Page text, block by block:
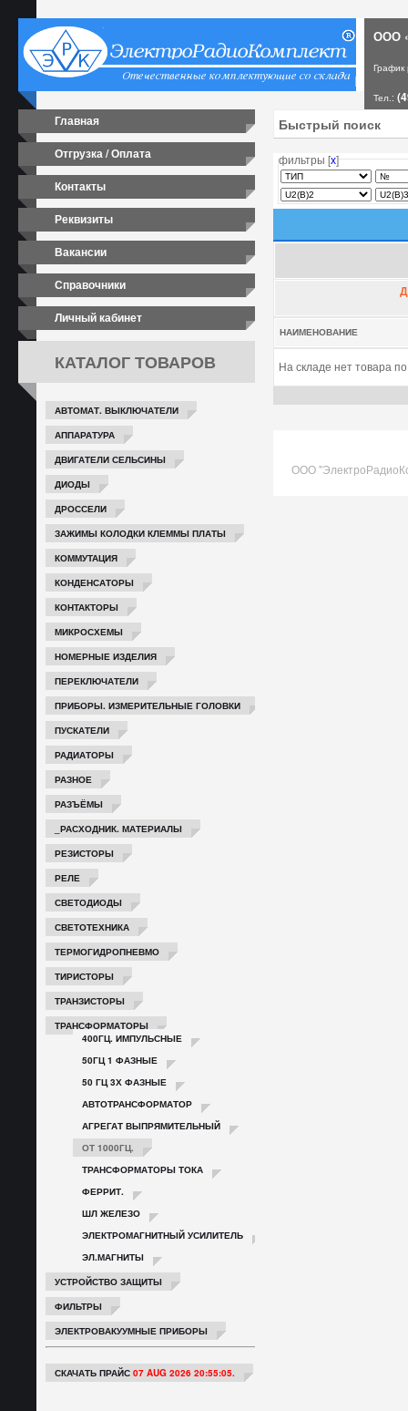
ООО
Тел.:
Главная
Отгрузка / Оплата
Контакты
Реквизиты
Вакансии
Справочники
Личный кабинет
КАТАЛОГ ТОВАРОВ
АВТОМАТ. ВЫКЛЮЧАТЕЛИ
АППАРАТУРА
ДВИГАТЕЛИ СЕЛЬСИНЫ
ДИОДЫ
ДРОССЕЛИ
ЗАЖИМЫ КОЛОДКИ КЛЕММЫ ПЛАТЫ
КОММУТАЦИЯ
КОНДЕНСАТОРЫ
КОНТАКТОРЫ
МИКРОСХЕМЫ
НОМЕРНЫЕ ИЗДЕЛИЯ
ПЕРЕКЛЮЧАТЕЛИ
ПРИБОРЫ. ИЗМЕРИТЕЛЬНЫЕ ГОЛОВКИ
ПУСКАТЕЛИ
РАДИАТОРЫ
РАЗНОЕ
РАЗЪЁМЫ
_РАСХОДНИК. МАТЕРИАЛЫ
РЕЗИСТОРЫ
РЕЛЕ
СВЕТОДИОДЫ
СВЕТОТЕХНИКА
ТЕРМОГИДРОПНЕВМО
ТИРИСТОРЫ
ТРАНЗИСТОРЫ
ТРАНСФОРМАТОРЫ
400ГЦ. ИМПУЛЬСНЫЕ
50ГЦ 1 ФАЗНЫЕ
50 ГЦ 3Х ФАЗНЫЕ
АВТОТРАНСФОРМАТОР
АГРЕГАТ ВЫПРЯМИТЕЛЬНЫЙ
ОТ 1000ГЦ.
ТРАНСФОРМАТОРЫ ТОКА
ФЕРРИТ.
ШЛ ЖЕЛЕЗО
ЭЛЕКТРОМАГНИТНЫЙ УСИЛИТЕЛЬ
ЭЛ.МАГНИТЫ
УСТРОЙСТВО ЗАЩИТЫ
ФИЛЬТРЫ
ЭЛЕКТРОВАКУУМНЫЕ ПРИБОРЫ
СКАЧАТЬ ПРАЙС 07 AUG 2026 20:55:05.
фильтры [х]
НАИМЕНОВАНИЕ
На складе нет товара
ООО